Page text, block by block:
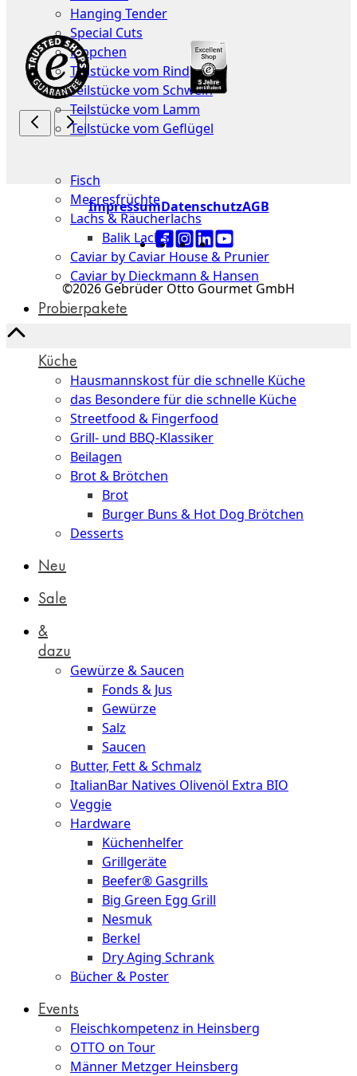
Hanging Tender
Special Cuts
Rippchen
Teilstücke vom Rind
Teilstücke vom Schwein
Teilstücke vom Lamm
Teilstücke vom Geflügel
Fisch
Meeresfrüchte
Lachs & Räucherlachs
Balik Lachs
Caviar by Caviar House & Prunier
Caviar by Dieckmann & Hansen
Probierpakete
Küche
Hausmannskost für die schnelle Küche
das Besondere für die schnelle Küche
Streetfood & Fingerfood
Grill- und BBQ-Klassiker
Beilagen
Brot & Brötchen
Brot
Burger Buns & Hot Dog Brötchen
Desserts
Neu
Sale
&
dazu
Gewürze & Saucen
Fonds & Jus
Gewürze
Salz
Saucen
Butter, Fett & Schmalz
ItalianBar Natives Olivenöl Extra BIO
Veggie
Hardware
Küchenhelfer
Grillgeräte
Beefer® Gasgrills
Big Green Egg Grill
Nesmuk
Berkel
Dry Aging Schrank
Bücher & Poster
Events
Fleischkompetenz in Heinsberg
OTTO on Tour
Männer Metzger Heinsberg
ImpressumDatenschutzAGB
©2026 Gebrüder Otto Gourmet GmbH